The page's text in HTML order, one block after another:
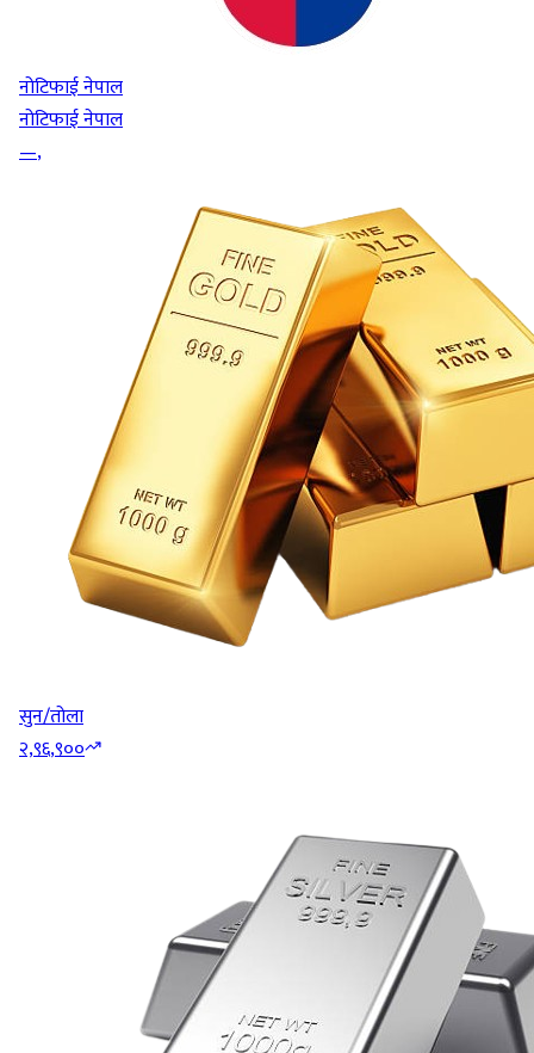
नोटिफाई नेपाल
नोटिफाई नेपाल
—,
सुन/तोला
२,९६,९००